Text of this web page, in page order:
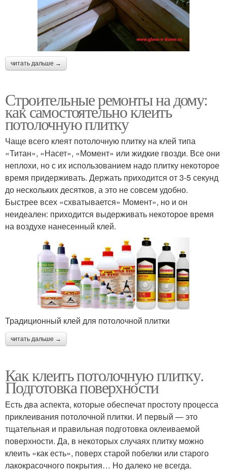
читать дальше →
Строительные ремонты на дому:
как самостоятельно клеить
потолочную плитку
Чаще всего клеят потолочную плитку на клей типа
«Титан», «Насет», «Момент» или жидкие гвозди. Все они
неплохи, но с их использованием надо плитку некоторое
время придерживать. Держать приходится от 3-5 секунд
до нескольких десятков, а это не совсем удобно.
Быстрее всех «схватывается» Момент», но и он
неидеален: приходится выдерживать некоторое время
на воздухе нанесенный клей.
Традиционный клей для потолочной плитки
читать дальше →
Как клеить потолочную плитку.
Подготовка поверхности
Есть два аспекта, которые обеспечат простоту процесса
приклеивания потолочной плитки. И первый — это
тщательная и правильная подготовка оклеиваемой
поверхности. Да, в некоторых случаях плитку можно
клеить «как есть», поверх старой побелки или старого
лакокрасочного покрытия… Но далеко не всегда.